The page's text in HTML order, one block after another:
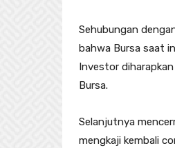
Sehubungan
bahwa Bursa saat
Investor
Bursa.
Selanjutnya
mengkaji kembali